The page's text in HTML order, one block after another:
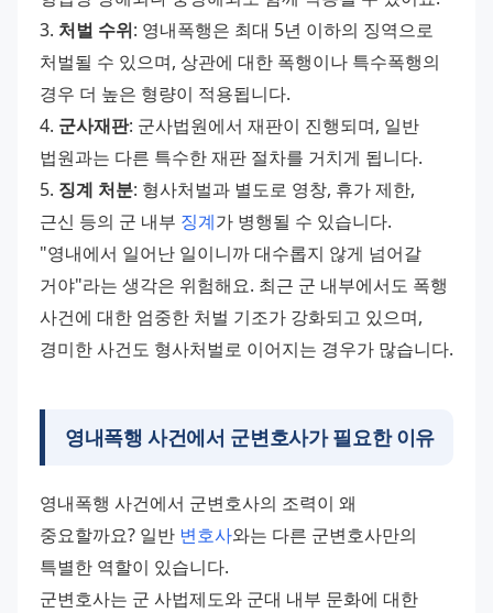
3. 처벌 수위: 영내폭행은 최대 5년 이하의 징역으로
처벌될 수 있으며, 상관에 대한 폭행이나 특수폭행의
경우 더 높은 형량이 적용됩니다.
4. 군사재판: 군사법원에서 재판이 진행되며, 일반
법원과는 다른 특수한 재판 절차를 거치게 됩니다.
5. 징계 처분: 형사처벌과 별도로 영창, 휴가 제한,
근신 등의 군 내부 징계가 병행될 수 있습니다.
"영내에서 일어난 일이니까 대수롭지 않게 넘어갈
거야"라는 생각은 위험해요. 최근 군 내부에서도 폭행
사건에 대한 엄중한 처벌 기조가 강화되고 있으며,
경미한 사건도 형사처벌로 이어지는 경우가 많습니다.
영내폭행 사건에서 군변호사가 필요한 이유
영내폭행 사건에서 군변호사의 조력이 왜
중요할까요? 일반 변호사와는 다른 군변호사만의
특별한 역할이 있습니다.
군변호사는 군 사법제도와 군대 내부 문화에 대한